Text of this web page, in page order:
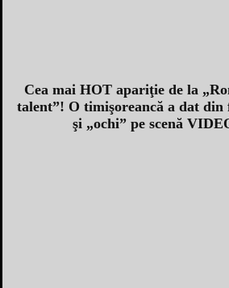
Cea mai HOT apariţie de la
talent”! O timişoreancă a dat din
şi „ochi” pe scenă